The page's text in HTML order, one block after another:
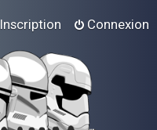
Connexion
Inscription